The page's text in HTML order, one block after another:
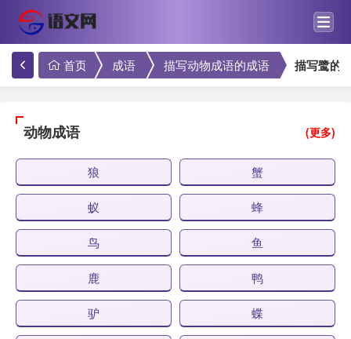
首页 成语 描写动物成语的成语 描写鹭的
动物成语 (更多)
狼 蟹
蚁 蜂
鸟 鱼
鹿 鸭
驴 蝶